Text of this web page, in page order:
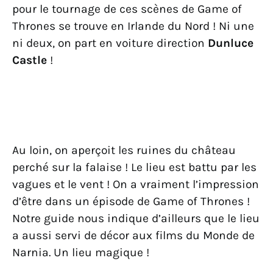
pour le tournage de ces scènes de Game of
Thrones se trouve en Irlande du Nord ! Ni une
ni deux, on part en voiture direction Dunluce
Castle !
Au loin, on aperçoit les ruines du château
perché sur la falaise ! Le lieu est battu par les
vagues et le vent ! On a vraiment l’impression
d’être dans un épisode de Game of Thrones !
Notre guide nous indique d’ailleurs que le lieu
a aussi servi de décor aux films du Monde de
Narnia. Un lieu magique !